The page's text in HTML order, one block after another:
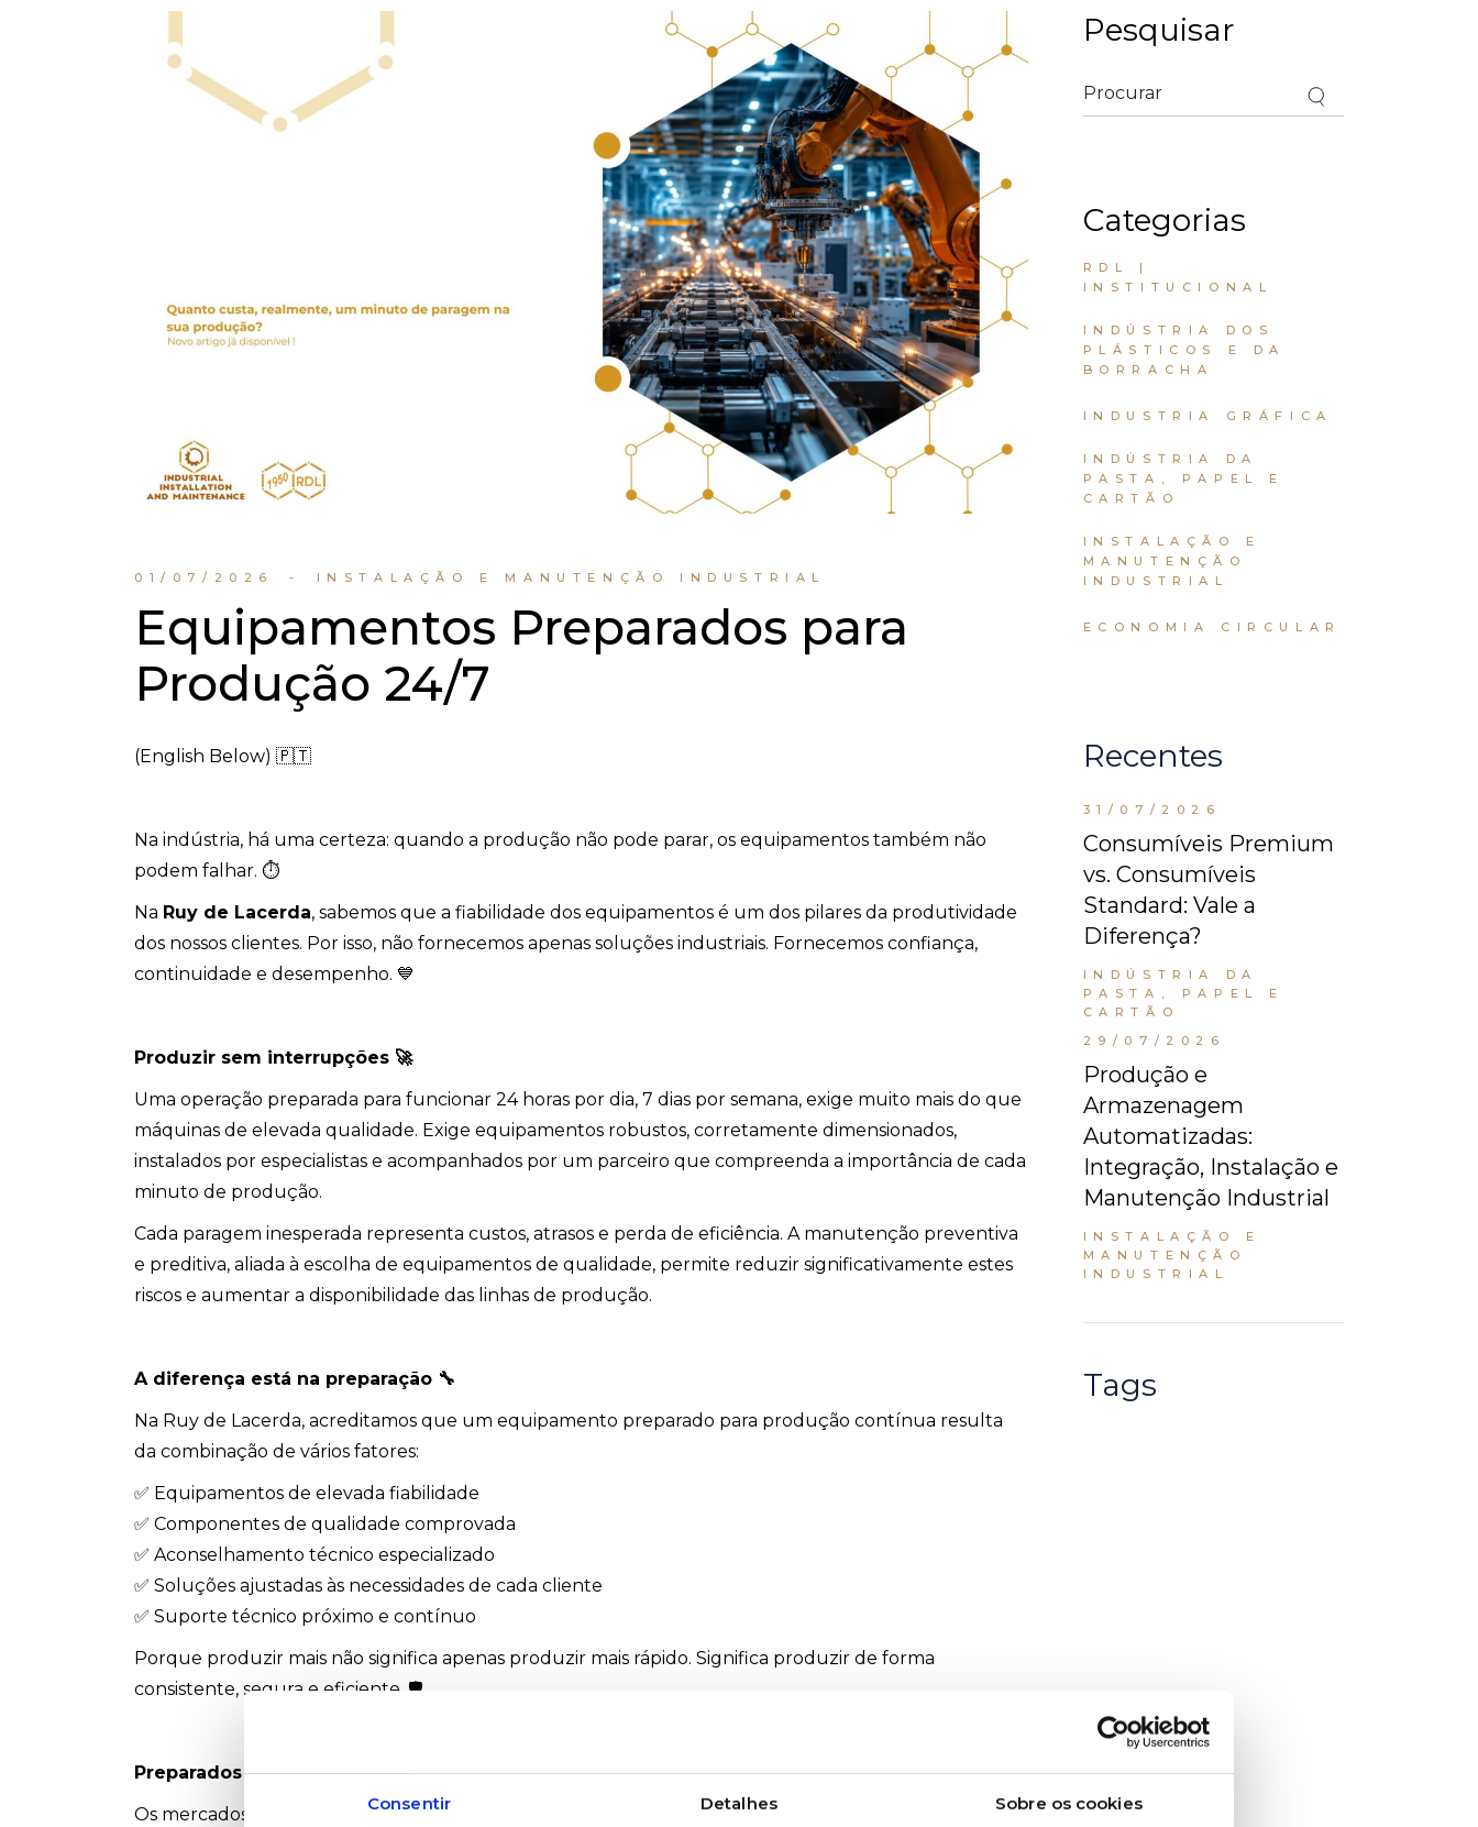
Consentir Detalhes Sobre os cookies
01/07/2026 INSTALAÇÃO E MANUTENÇÃO INDUSTRIAL
Equipamentos Preparados para
Produção 24/7
(English Below) 🇵🇹
Na indústria, há uma certeza: quando a produção não pode parar, os equipamentos também não
podem falhar. ⏱️
Na Ruy de Lacerda, sabemos que a fiabilidade dos equipamentos é um dos pilares da produtividade
dos nossos clientes. Por isso, não fornecemos apenas soluções industriais. Fornecemos confiança,
continuidade e desempenho. 💙
Produzir sem interrupções 🚀
Uma operação preparada para funcionar 24 horas por dia, 7 dias por semana, exige muito mais do que
máquinas de elevada qualidade. Exige equipamentos robustos, corretamente dimensionados,
instalados por especialistas e acompanhados por um parceiro que compreenda a importância de cada
minuto de produção.
Cada paragem inesperada representa custos, atrasos e perda de eficiência. A manutenção preventiva
e preditiva, aliada à escolha de equipamentos de qualidade, permite reduzir significativamente estes
riscos e aumentar a disponibilidade das linhas de produção.
A diferença está na preparação 🔧
Na Ruy de Lacerda, acreditamos que um equipamento preparado para produção contínua resulta
da combinação de vários fatores:
✅ Equipamentos de elevada fiabilidade
✅ Componentes de qualidade comprovada
✅ Aconselhamento técnico especializado
✅ Soluções ajustadas às necessidades de cada cliente
✅ Suporte técnico próximo e contínuo
Porque produzir mais não significa apenas produzir mais rápido. Significa produzir de forma
consistente, segura e eficiente. 🛡️
Preparados para os desafios da indústria💡
Os mercados atuais exigem flexibilidade, rapidez de resposta e elevados níveis de qualidade.
Pesquisar
Categorias
RDL |
INSTITUCIONAL
INDÚSTRIA DOS
PLÁSTICOS E DA
BORRACHA
INDUSTRIA GRÁFICA
INDÚSTRIA DA
PASTA, PAPEL E
CARTÃO
INSTALAÇÃO E
MANUTENÇÃO
INDUSTRIAL
ECONOMIA CIRCULAR
Recentes
31/07/2026
Consumíveis Premium
vs. Consumíveis
Standard: Vale a
Diferença?
INDÚSTRIA DA
PASTA, PAPEL E
CARTÃO
29/07/2026
Produção e
Armazenagem
Automatizadas:
Integração, Instalação e
Manutenção Industrial
INSTALAÇÃO E
MANUTENÇÃO
INDUSTRIAL
Tags